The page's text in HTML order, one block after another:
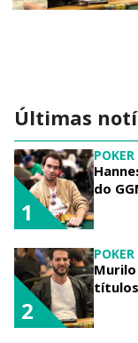
Últimas
POKER
do
1
POKER
títulos
2